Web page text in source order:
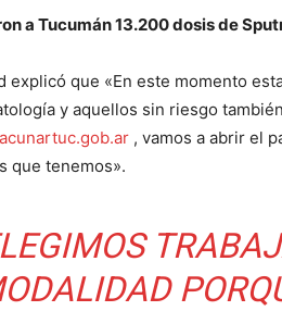
a Tucumán 13.200 dosis de
explicó que «En este momento
y aquellos sin riesgo
, vamos a abrir el
que tenemos».